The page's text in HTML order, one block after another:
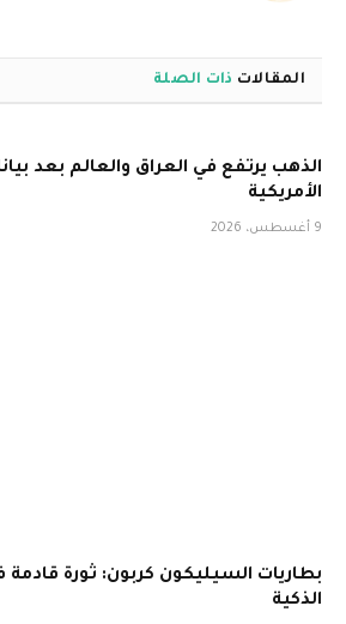
المقالات ذات الصلة
الذهب يرتفع في العراق والعالم بعد
الأمريكية
9 أغسطس، 2026
بطاريات السيليكون كربون: ثورة قادمة
الذكية